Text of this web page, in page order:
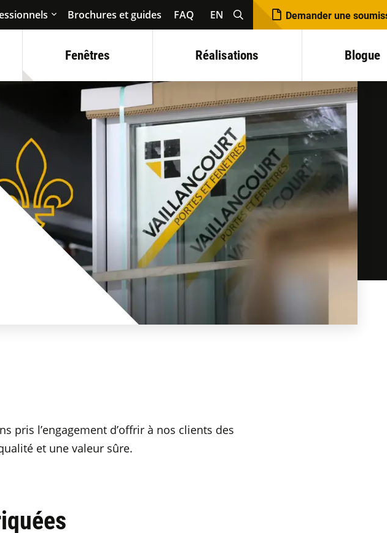
Brochures et guides FAQ EN Demander une
Fenêtres Réalisations Blogue
pris l’engagement d’offrir à nos clients des
et une valeur sûre.